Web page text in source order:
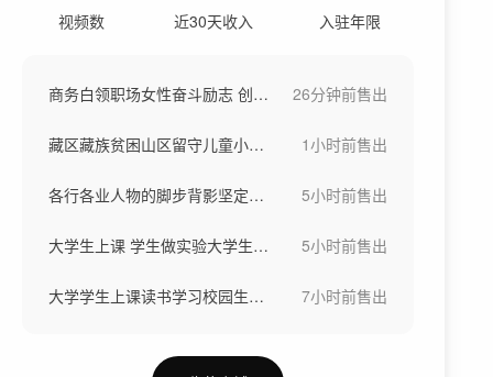
视频数 近30天收入 入驻年限
商务白领职场女性奋斗励志 创业打拼女强人 26分钟前售出
藏区藏族贫困山区留守儿童小女孩读书 1小时前售出
各行各业人物的脚步背影坚定前行励志奋斗 5小时前售出
大学生上课 学生做实验大学生学习 5小时前售出
大学学生上课读书学习校园生活医学院学生 7小时前售出